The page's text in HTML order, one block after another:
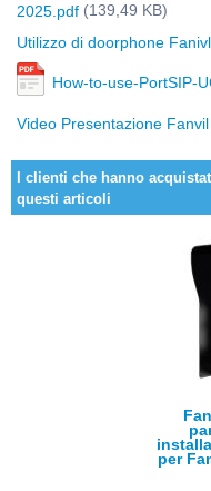
2025.pdf (139,49 KB)
Utilizzo di doorphone
How-to-use-PortSIP-
Video Presentazione
I clienti che hanno
questi articoli
per